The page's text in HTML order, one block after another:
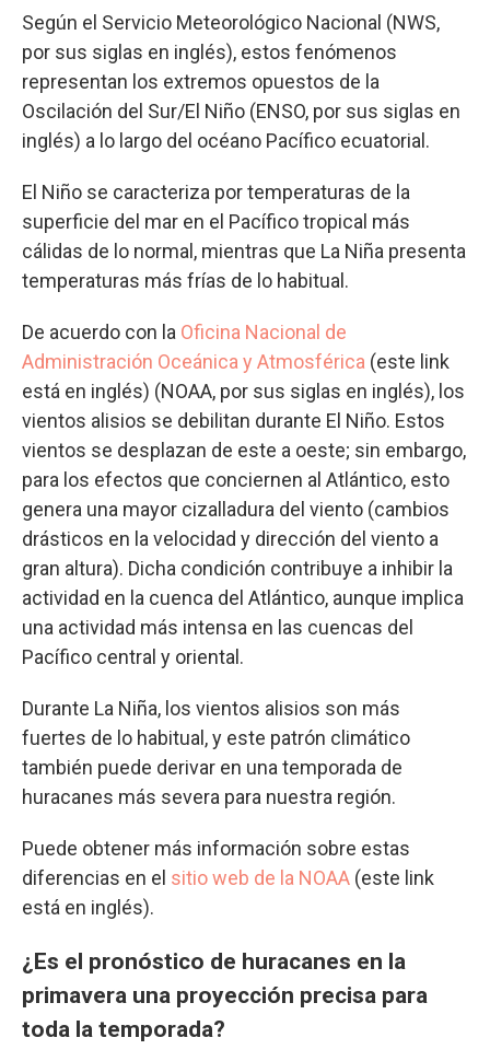
Según el Servicio Meteorológico Nacional (NWS,
por sus siglas en inglés), estos fenómenos
representan los extremos opuestos de la
Oscilación del Sur/El Niño (ENSO, por sus siglas en
inglés) a lo largo del océano Pacífico ecuatorial.
El Niño se caracteriza por temperaturas de la
superficie del mar en el Pacífico tropical más
cálidas de lo normal, mientras que La Niña presenta
temperaturas más frías de lo habitual.
De acuerdo con la Oficina Nacional de
Administración Oceánica y Atmosférica (este link
está en inglés) (NOAA, por sus siglas en inglés), los
vientos alisios se debilitan durante El Niño. Estos
vientos se desplazan de este a oeste; sin embargo,
para los efectos que conciernen al Atlántico, esto
genera una mayor cizalladura del viento (cambios
drásticos en la velocidad y dirección del viento a
gran altura). Dicha condición contribuye a inhibir la
actividad en la cuenca del Atlántico, aunque implica
una actividad más intensa en las cuencas del
Pacífico central y oriental.
Durante La Niña, los vientos alisios son más
fuertes de lo habitual, y este patrón climático
también puede derivar en una temporada de
huracanes más severa para nuestra región.
Puede obtener más información sobre estas
diferencias en el sitio web de la NOAA (este link
está en inglés).
¿Es el pronóstico de huracanes en la
primavera una proyección precisa para
toda la temporada?